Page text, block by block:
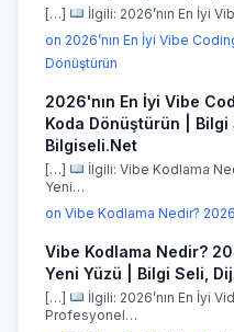
[…]
İlgili: 2026’nın En İyi
on 2026’nın En İyi Vibe
Dönüştürün
2026'nın En İyi Vibe
Koda Dönüştürün | Bilgi
Bilgiseli.Net
[…]
İlgili: Vibe Kodlama
Yeni…
on Vibe Kodlama Nedir?
Vibe Kodlama Nedir?
Yeni Yüzü | Bilgi Seli,
[…]
İlgili: 2026’nın En İyi
Profesyonel…